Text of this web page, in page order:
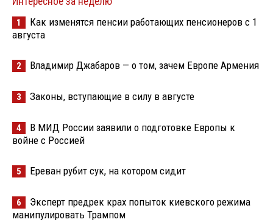
1
Как изменятся пенсии работающих пенсионеров с 1
августа
2 Владимир Джабаров — о том, зачем Европе Армения
3 Законы, вступающие в силу в августе
4
В МИД России заявили о подготовке Европы к
войне с Россией
5 Ереван рубит сук, на котором сидит
6
Эксперт предрек крах попыток киевского режима
манипулировать Трампом